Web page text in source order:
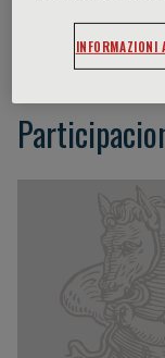
H. KocicINFORMAZIONI